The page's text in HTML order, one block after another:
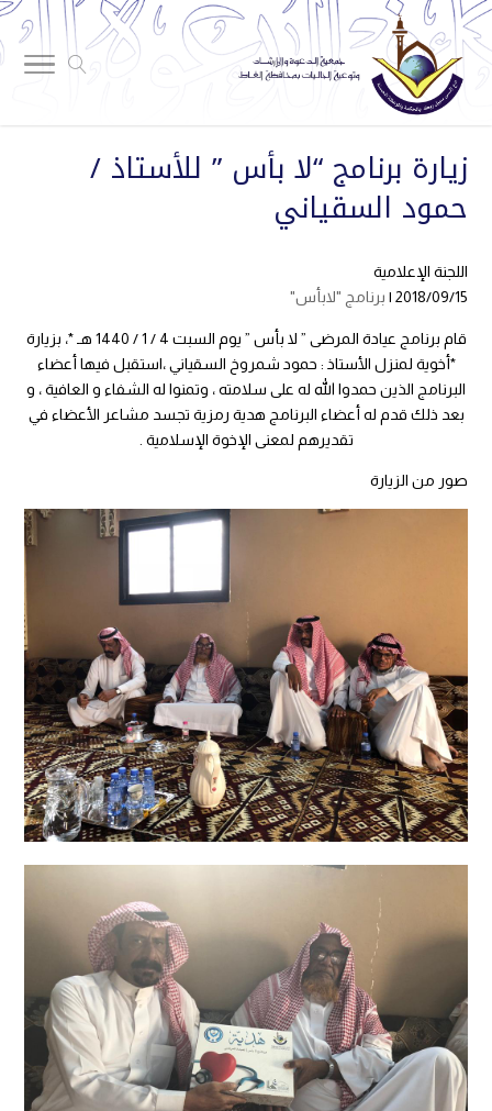
زيارة برنامج “لا بأس ” للأستاذ /
حمود السقياني
اللجنة الإعلامية
2018/09/15 |
برنامج "لابأس"
قام برنامج عيادة المرضى ” لا بأس ” يوم السبت 4 / 1 / 1440 هـ *، بزيارة
*أخوية لمنزل الأستاذ : حمود شمروخ السقياني ،استقبل فيها أعضاء
البرنامج الذين حمدوا الله له على سلامته ، وتمنوا له الشفاء و العافية ، و
بعد ذلك قدم له أعضاء البرنامج هدية رمزية تجسد مشاعر الأعضاء في
تقديرهم لمعنى الإخوة الإسلامية .
صور من الزيارة